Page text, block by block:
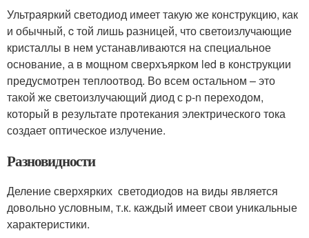
Ультраяркий светодиод имеет такую же конструкцию, как
и обычный, c той лишь разницей, что светоизлучающие
кристаллы в нем устанавливаются на специальное
основание, а в мощном сверхъярком led в конструкции
предусмотрен теплоотвод. Во всем остальном – это
такой же светоизлучающий диод с p-n переходом,
который в результате протекания электрического тока
создает оптическое излучение.
Разновидности
Деление сверхярких светодиодов на виды является
довольно условным, т.к. каждый имеет свои уникальные
характеристики.